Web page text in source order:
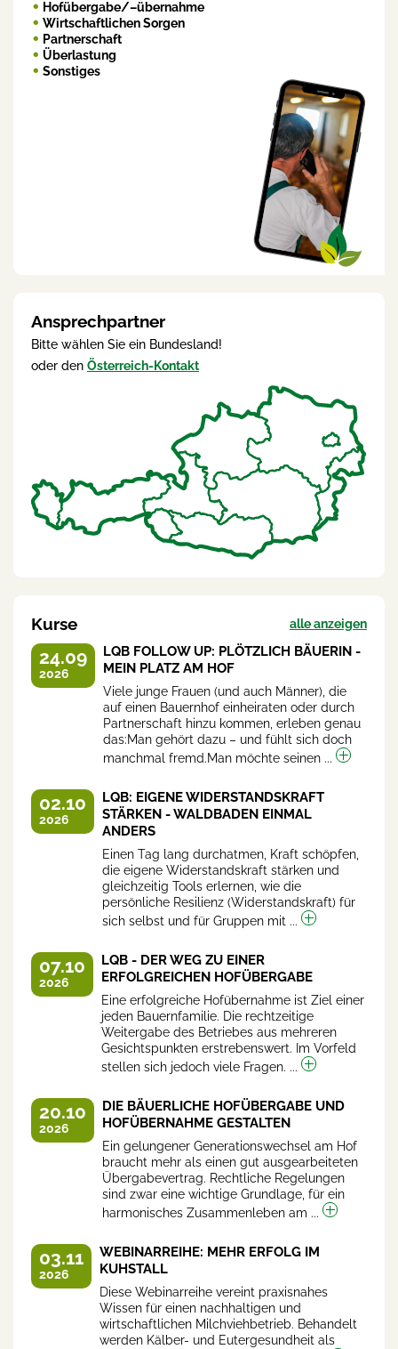
Hofübergabe/–übernahme
Wirtschaftlichen Sorgen
Partnerschaft
Überlastung
Sonstiges
Ansprechpartner
Bitte wählen Sie ein Bundesland!
oder den Österreich-Kontakt
Kurse alle anzeigen
24.09
2026
LQB FOLLOW UP: PLÖTZLICH BÄUERIN -
MEIN PLATZ AM HOF
Viele junge Frauen (und auch Männer), die
auf einen Bauernhof einheiraten oder durch
Partnerschaft hinzu kommen, erleben genau
das:Man gehört dazu – und fühlt sich doch
manchmal fremd.Man möchte seinen ...
02.10
2026
LQB: EIGENE WIDERSTANDSKRAFT
STÄRKEN - WALDBADEN EINMAL
ANDERS
Einen Tag lang durchatmen, Kraft schöpfen,
die eigene Widerstandskraft stärken und
gleichzeitig Tools erlernen, wie die
persönliche Resilienz (Widerstandskraft) für
sich selbst und für Gruppen mit ...
07.10
2026
LQB - DER WEG ZU EINER
ERFOLGREICHEN HOFÜBERGABE
Eine erfolgreiche Hofübernahme ist Ziel einer
jeden Bauernfamilie. Die rechtzeitige
Weitergabe des Betriebes aus mehreren
Gesichtspunkten erstrebenswert. Im Vorfeld
stellen sich jedoch viele Fragen. ...
20.10
2026
DIE BÄUERLICHE HOFÜBERGABE UND
HOFÜBERNAHME GESTALTEN
Ein gelungener Generationswechsel am Hof
braucht mehr als einen gut ausgearbeiteten
Übergabevertrag. Rechtliche Regelungen
sind zwar eine wichtige Grundlage, für ein
harmonisches Zusammenleben am ...
03.11
2026
WEBINARREIHE: MEHR ERFOLG IM
KUHSTALL
Diese Webinarreihe vereint praxisnahes
Wissen für einen nachhaltigen und
wirtschaftlichen Milchviehbetrieb. Behandelt
werden Kälber- und Eutergesundheit als